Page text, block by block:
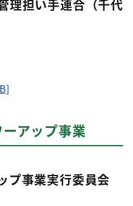
理担い手連合（千代
アップ事業
プ事業実行委員会